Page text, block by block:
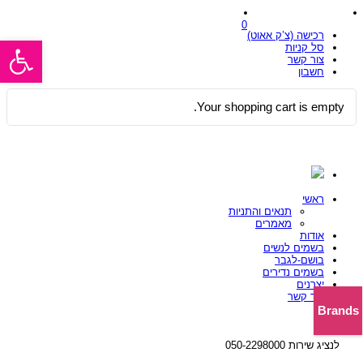
רכישה (צ’ק אאוט)
סל קניות
צור קשר
חשבון
0
Your shopping cart is empty.
ראשי
תנאים והתניות
מאמרים
אודות
בשמים לנשים
בושם-לגבר
בשמים נדירים
יצרנים
צור קשר
לנציג שירות 050-2298000
Brands
פתח